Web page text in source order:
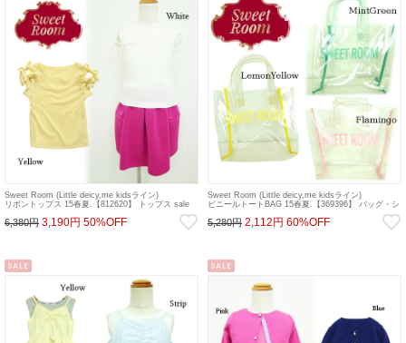
Sweet Room (Little deicy,me kidsライン)
リボントップス 15春夏.【812620】 トップス sale
6,380円 3,190円 50%OFF
Sweet Room (Little deicy,me kidsライン)
ビニールトートBAG 15春夏.【369396】 バッグ・シ
5,280円 2,112円 60%OFF
SALE SALE